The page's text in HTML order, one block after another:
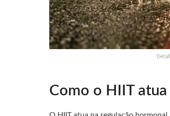
Como o HIIT